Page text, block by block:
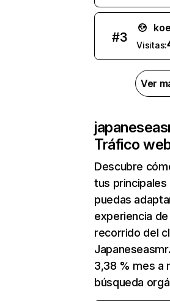
#3
Visitas:
Ver
Tráfico
Descubre
tus
puedas
experiencia
recorrido del
3,38 % mes a
búsqueda